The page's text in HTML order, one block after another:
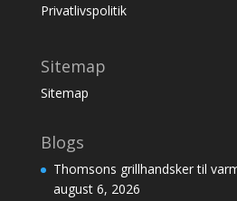
Privatlivspolitik
Sitemap
Sitemap
Blogs
Thomsons grillhandsker til
august 6, 2026